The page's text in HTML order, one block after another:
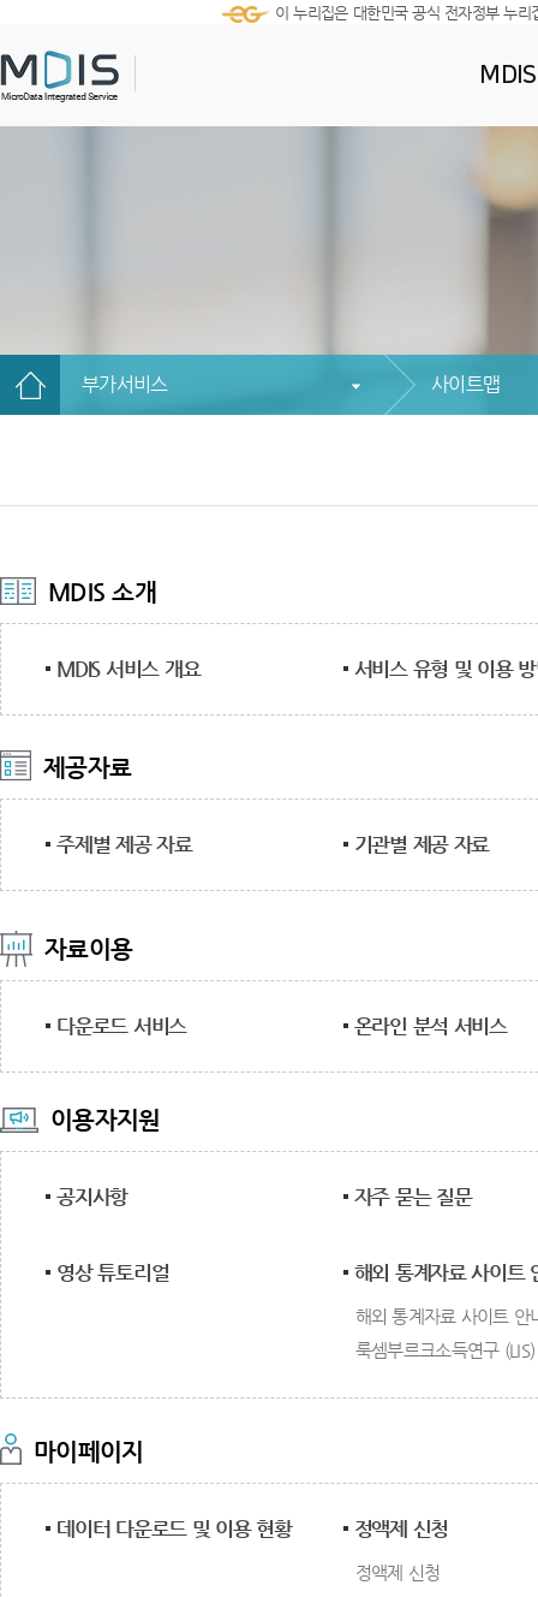
이 누리집은 대한민국 공식 전자정부 누리
부가서비스 사이트맵
MDIS 소개
MDIS 서비스 개요 서비스 유형 및 이용
제공자료
주제별 제공 자료 기관별 제공 자료
자료이용
다운로드 서비스 온라인 분석 서비스
이용자지원
공지사항 자주 묻는 질문
영상 튜토리얼 해외 통계자료 사이트
해외 통계자료 사이트 안
룩셈부르크소득연구
마이페이지
데이터 다운로드 및 이용 현황 정액제 신청
정액제 신청